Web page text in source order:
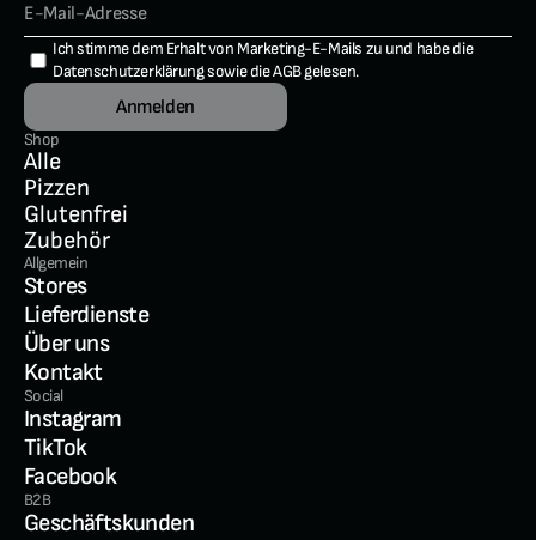
Ich stimme dem Erhalt von Marketing-E-Mails zu und habe die
Datenschutzerklärung sowie die AGB gelesen.
Anmelden
Shop
Alle
Pizzen
Glutenfrei
Zubehör
Allgemein
Stores
Lieferdienste
Über uns
Kontakt
Social
Instagram
TikTok
Facebook
B2B
Geschäftskunden